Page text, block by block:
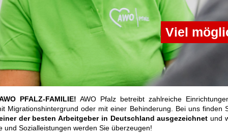
Viel
PFALZ-FAMILIE! AWO Pfalz betreibt zahlreiche
Migrationshintergrund oder mit einer Behinderung. Bei uns finden
der besten Arbeitgeber in Deutschland ausgezeichnet und
und Sozialleistungen werden Sie überzeugen!